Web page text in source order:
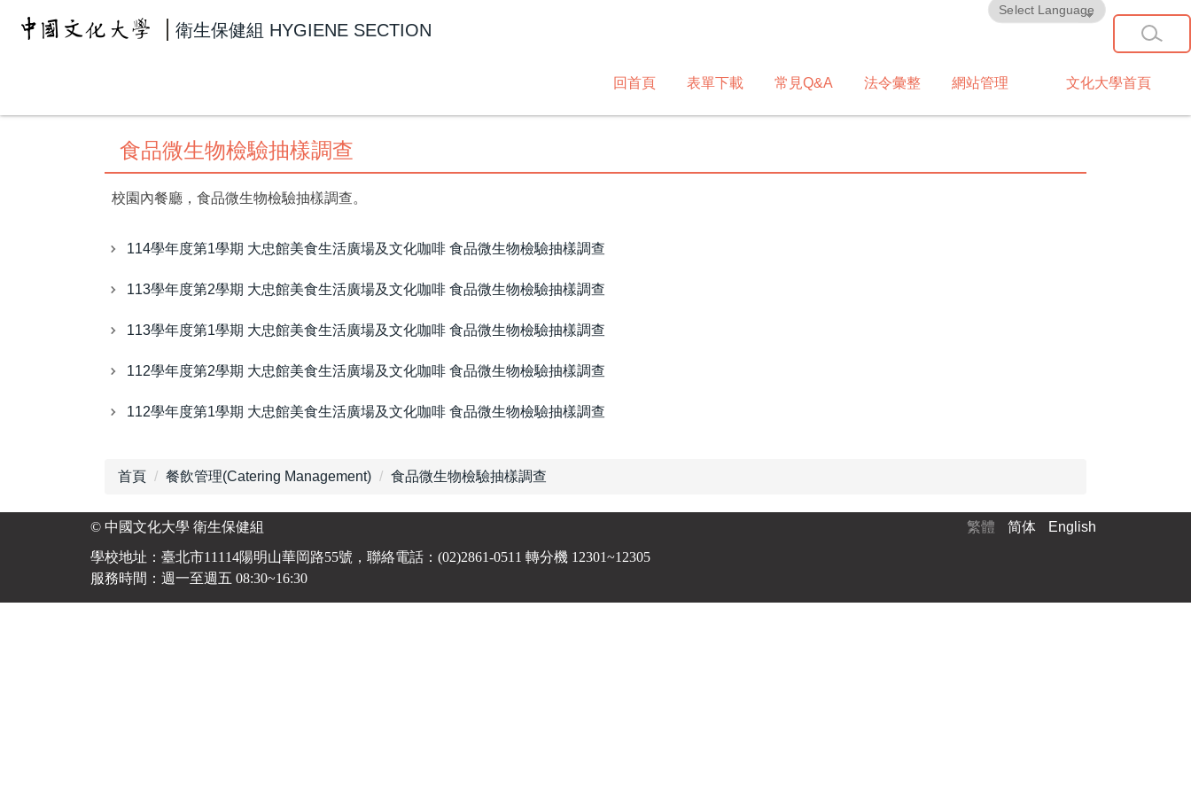
容
衛生保健組 HYGIENE SECTION
Translate
文化大學首頁
回首頁 表單下載 常見Q&A 法令彙整 網站管理
食品微生物檢驗抽樣調查
校園內餐廳，食品微生物檢驗抽樣調查。
114學年度第1學期 大忠館美食生活廣場及文化咖啡 食品微生物檢驗抽樣調查
113學年度第2學期 大忠館美食生活廣場及文化咖啡 食品微生物檢驗抽樣調查
113學年度第1學期 大忠館美食生活廣場及文化咖啡 食品微生物檢驗抽樣調查
112學年度第2學期 大忠館美食生活廣場及文化咖啡 食品微生物檢驗抽樣調查
112學年度第1學期 大忠館美食生活廣場及文化咖啡 食品微生物檢驗抽樣調查
首頁 餐飲管理(Catering Management) 食品微生物檢驗抽樣調查
繁體 简体 English
© 中國文化大學 衛生保健組
學校地址：臺北市11114陽明山華岡路55號，聯絡電話：(02)2861-0511 轉分機 12301~12305
服務時間：週一至週五 08:30~16:30